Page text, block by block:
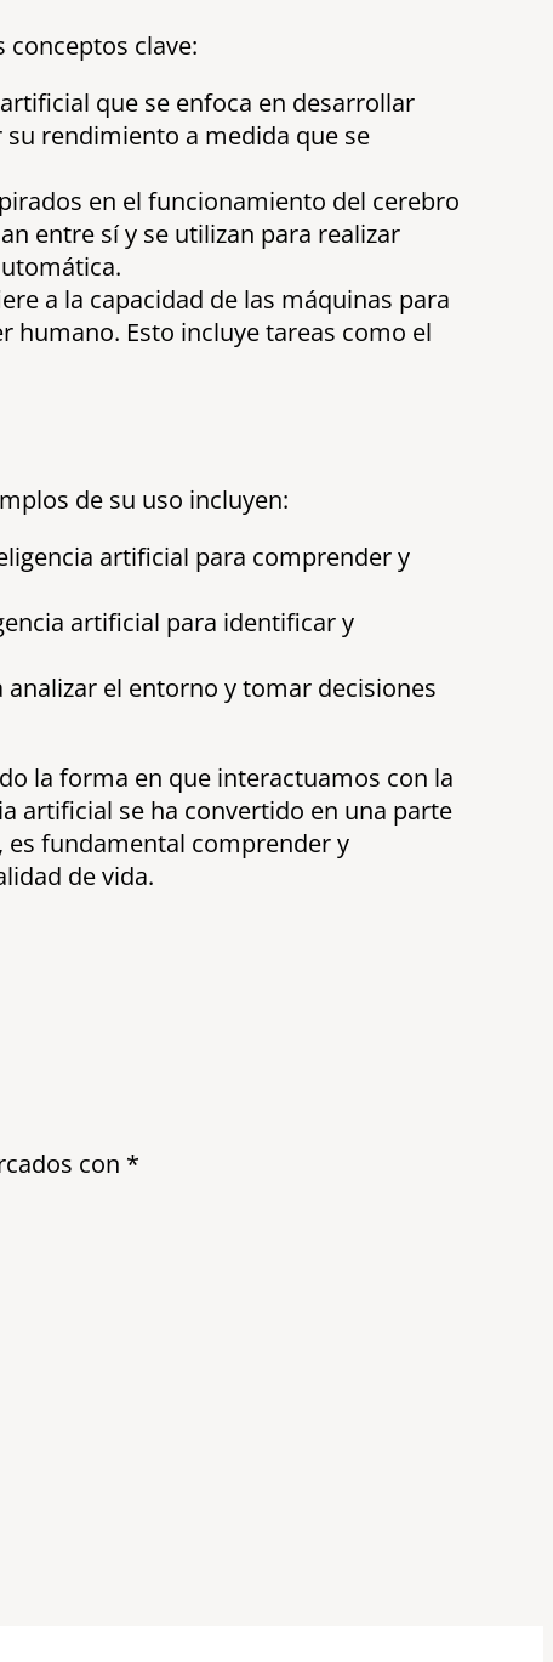
clave:
que se enfoca en desarrollar
rendimiento a medida que se
en el funcionamiento del cerebro
entre sí y se utilizan para realizar
a la capacidad de las máquinas para
humano. Esto incluye tareas como el
de su uso incluyen:
artificial para comprender y
artificial para identificar y
el entorno y tomar decisiones
la forma en que interactuamos con la
artificial se ha convertido en una parte
es fundamental comprender y
de vida.
con *